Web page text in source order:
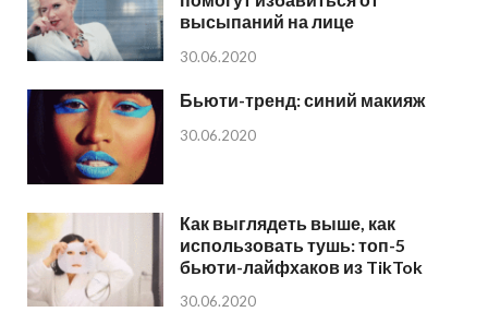
высыпаний на лице
30.06.2020
Бьюти-тренд: синий макияж
30.06.2020
Как выглядеть выше, как
использовать тушь: топ-5
бьюти-лайфхаков из TikTok
30.06.2020